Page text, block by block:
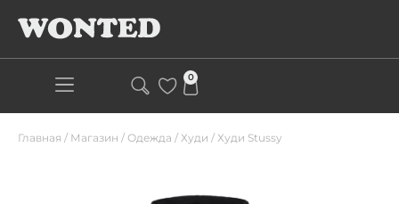
0
Главная / Магазин / Одежда / Худи / Худи Stussy